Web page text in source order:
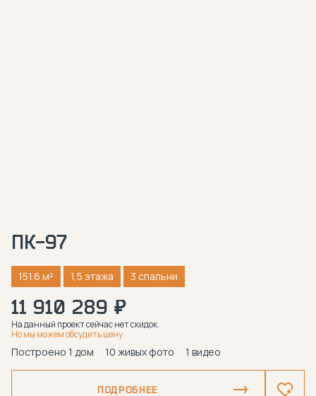
ПК-97
151.6 м² 1,5 этажа 3 спальни
11 910 289 ₽
На данный проект сейчас нет скидок.
Но мы можем обсудить цену
ПОДРОБНЕЕ
Построено 1 дом 10 живых фото 1 видео